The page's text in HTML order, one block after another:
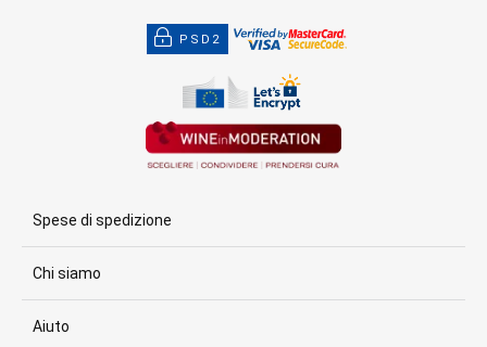
PSD2
Spese di spedizione
Chi siamo
Aiuto